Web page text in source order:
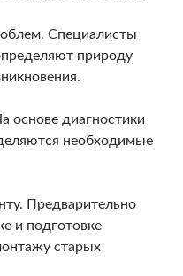
Специалисты
природу
основе диагностики
необходимые
Предварительно
и подготовке
старых